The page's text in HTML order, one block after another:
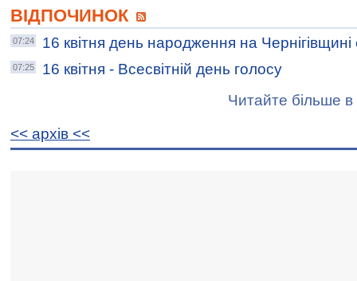
ВІДПОЧИНОК
07:24 16 квітня день народження на Чернігівщині
07:25
16 квітня - Всесвітній день голосу
Читайте більше в
<< архiв <<